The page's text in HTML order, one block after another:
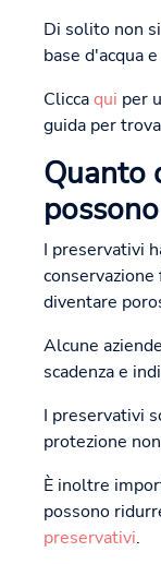
Di solito non
base d'acqua
Cliccaqui per
guida per
Quanto
I preservativi
conservazione
diventare
Alcune
scadenza e
I preservativi
protezione
È inoltre
possono
preservativi.